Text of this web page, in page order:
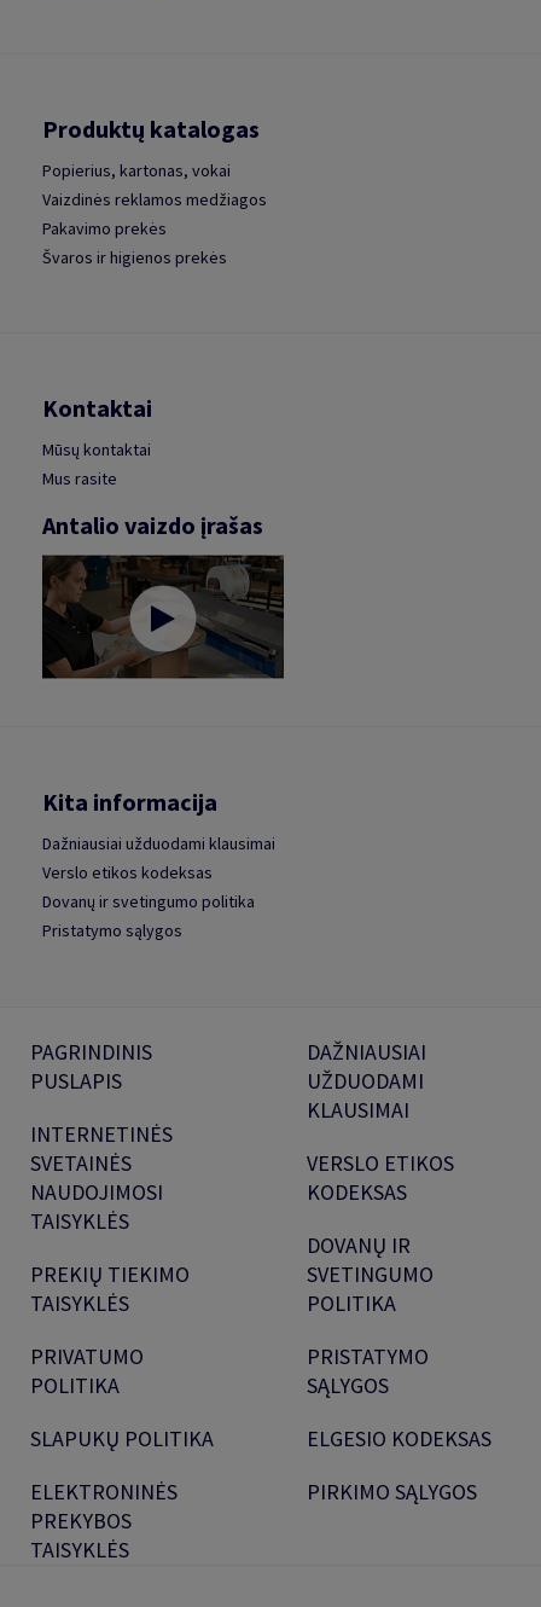
Produktų katalogas
Popierius, kartonas, vokai
Vaizdinės reklamos medžiagos
Pakavimo prekės
Švaros ir higienos prekės
Kontaktai
Mūsų kontaktai
Mus rasite
Antalio vaizdo įrašas
Kita informacija
Dažniausiai užduodami klausimai
Verslo etikos kodeksas
Dovanų ir svetingumo politika
Pristatymo sąlygos
PAGRINDINIS
PUSLAPIS
INTERNETINĖS
SVETAINĖS
NAUDOJIMOSI
TAISYKLĖS
PREKIŲ TIEKIMO
TAISYKLĖS
PRIVATUMO
POLITIKA
SLAPUKŲ POLITIKA
ELEKTRONINĖS
PREKYBOS
TAISYKLĖS
DAŽNIAUSIAI
UŽDUODAMI
KLAUSIMAI
VERSLO ETIKOS
KODEKSAS
DOVANŲ IR
SVETINGUMO
POLITIKA
PRISTATYMO
SĄLYGOS
ELGESIO KODEKSAS
PIRKIMO SĄLYGOS